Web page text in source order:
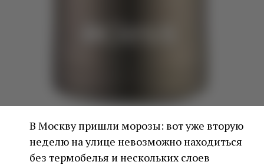
В Москву пришли морозы: вот уже вторую
неделю на улице невозможно находиться
без термобелья и нескольких слоев